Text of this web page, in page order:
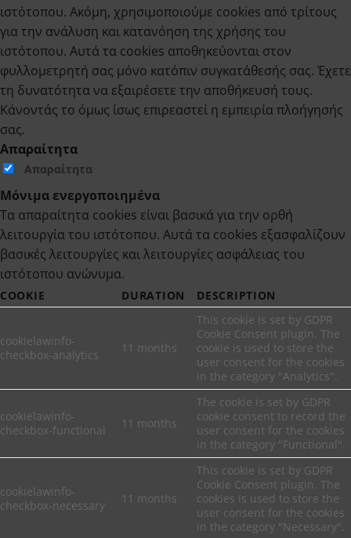
ιστότοπου. Ακόμη, χρησιμοποιούμε cookies από τρίτους
για την ανάλυση και κατανόηση της χρήσης του
ιστότοπου. Αυτά τα cookies αποθηκεύονται στον
φυλλομετρητή σας μόνο κατόπιν συγκατάθεσής σας. Έχετε
τη δυνατότητα να εξαιρέσετε την αποθήκευσή τους.
Κάνοντάς το όμως ίσως επιρεαστεί η εμπειρία πλοήγησής
σας.
Απαραίτητα
Απαραίτητα
Μόνιμα ενεργοποιημένα
Τα απαραίτητα cookies είναι βασικά για την ορθή
λειτουργία του ιστότοπου. Αυτά τα cookies εξασφαλίζουν
βασικές λειτουργίες και λειτουργίες ασφάλειας του
ιστότοπου ανώνυμα.
COOKIE DURATION DESCRIPTION
cookielawinfo-
checkbox-analytics
11 months
This cookie is set by GDPR
Cookie Consent plugin. The
cookie is used to store the
user consent for the cookies
in the category "Analytics".
cookielawinfo-
checkbox-functional
11 months
The cookie is set by GDPR
cookie consent to record the
user consent for the cookies
in the category "Functional".
cookielawinfo-
checkbox-necessary
11 months
This cookie is set by GDPR
Cookie Consent plugin. The
cookies is used to store the
user consent for the cookies
in the category "Necessary".